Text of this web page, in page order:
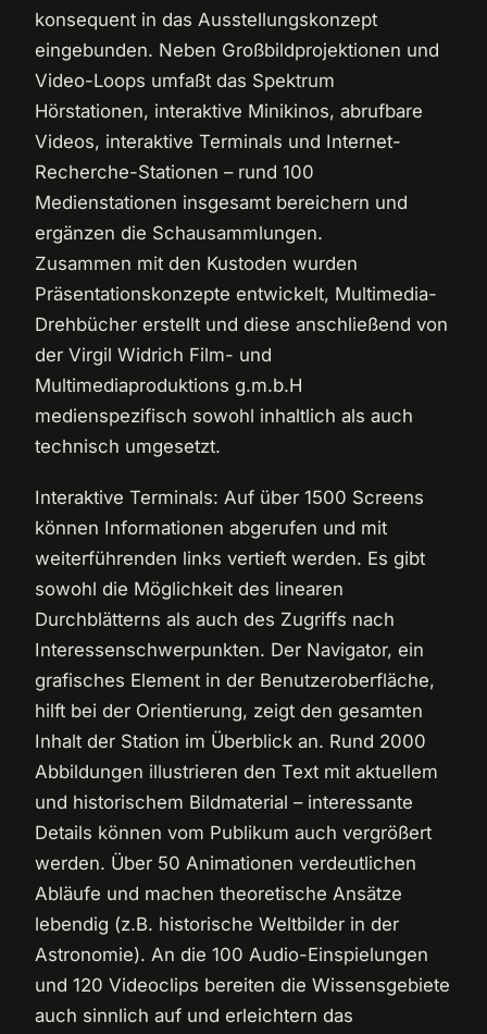
konsequent in das Ausstellungskonzept
eingebunden. Neben Großbildprojektionen und
Video-Loops umfaßt das Spektrum
Hörstationen, interaktive Minikinos, abrufbare
Videos, interaktive Terminals und Internet-
Recherche-Stationen – rund 100
Medienstationen insgesamt bereichern und
ergänzen die Schausammlungen.
Zusammen mit den Kustoden wurden
Präsentationskonzepte entwickelt, Multimedia-
Drehbücher erstellt und diese anschließend von
der Virgil Widrich Film- und
Multimediaproduktions g.m.b.H
medienspezifisch sowohl inhaltlich als auch
technisch umgesetzt.
Interaktive Terminals: Auf über 1500 Screens
können Informationen abgerufen und mit
weiterführenden links vertieft werden. Es gibt
sowohl die Möglichkeit des linearen
Durchblätterns als auch des Zugriffs nach
Interessenschwerpunkten. Der Navigator, ein
grafisches Element in der Benutzeroberfläche,
hilft bei der Orientierung, zeigt den gesamten
Inhalt der Station im Überblick an. Rund 2000
Abbildungen illustrieren den Text mit aktuellem
und historischem Bildmaterial – interessante
Details können vom Publikum auch vergrößert
werden. Über 50 Animationen verdeutlichen
Abläufe und machen theoretische Ansätze
lebendig (z.B. historische Weltbilder in der
Astronomie). An die 100 Audio-Einspielungen
und 120 Videoclips bereiten die Wissensgebiete
auch sinnlich auf und erleichtern das